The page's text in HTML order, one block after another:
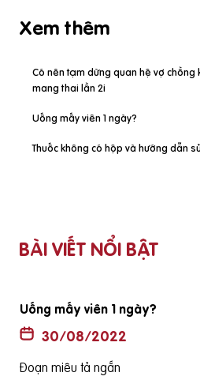
Xem thêm
Có nên tạm dừng quan hệ vợ chồng
mang thai lần 2i
Uống mấy viên 1 ngày?
Thuốc không có hộp và hướng dẫn
BÀI VIẾT NỔI BẬT
Uống mấy viên 1 ngày?
30/08/2022
Đoạn miêu tả ngắn